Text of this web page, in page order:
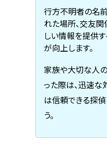
行方不明者の名
れた場所、交友関
しい情報を提供
が向上します。
家族や大切な人
った際は、迅速な
は信頼できる探
う。